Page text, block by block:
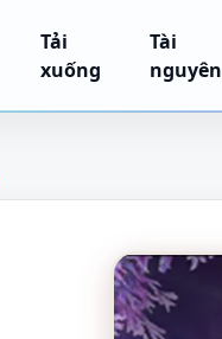
Tải
xuống
Tài
nguyên